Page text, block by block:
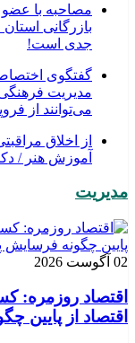
مصاحبه با
بازرگانی
جدی است!
گفتگوی
مدیریت
می‌توانند از
از اخلاق
آموزش هنر /
مدیریت
02 آگوست 2026
اقتصاد روزمره:
اقتصاد از پایین